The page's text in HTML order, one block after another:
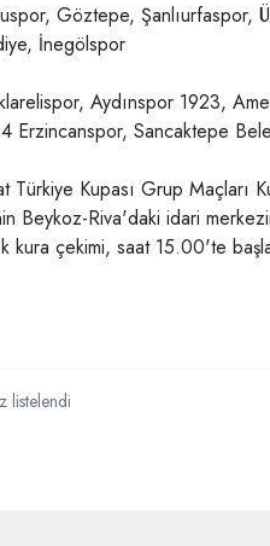
Göztepe, Şanlıurfaspor,
İnegölspor
Aydınspor 1923,
Erzincanspor, Sancaktepe
Türkiye Kupası Grup Maçları
Beykoz-Riva'daki idari
kura çekimi, saat 15.00'te
listelendi